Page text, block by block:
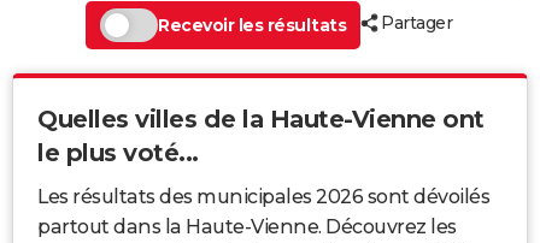
Recevoir les résultats
Partager
Quelles villes de la Haute-Vienne ont
le plus voté...
Les résultats des municipales 2026 sont dévoilés
partout dans la Haute-Vienne. Découvrez les